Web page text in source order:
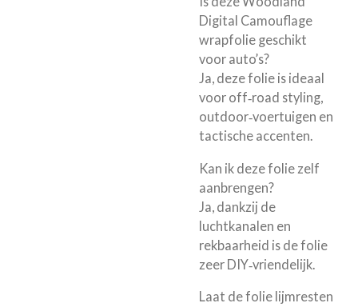
Digital Camouflage
wrapfolie geschikt
voor auto’s?
Ja, deze folie is ideaal
voor off‑road styling,
outdoor‑voertuigen en
tactische accenten.
Kan ik deze folie zelf
aanbrengen?
Ja, dankzij de
luchtkanalen en
rekbaarheid is de folie
zeer DIY‑vriendelijk.
Laat de folie lijmresten